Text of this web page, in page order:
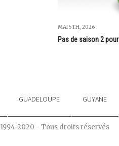
MAI 5TH, 2026
Pas de saison 2 pour
GUADELOUPE GUYANE
1994-2020 - Tous droits réservés